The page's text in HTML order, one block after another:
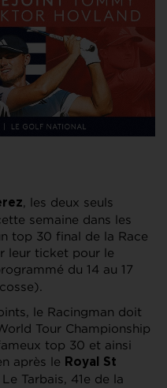
, les deux seuls
semaine dans les
top 30 final de la Race
leur ticket pour le
du 14 au 17
le Racingman doit
Tour Championship
top 30 et ainsi
après le Royal St
Tarbais, 41e de la